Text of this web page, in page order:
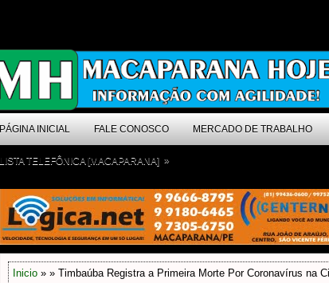
PÁGINA INICIAL FALE CONOSCO MERCADO DE TRABALHO
LISTA TELEFÔNICA [MACAPARANA] »
Inicio » » Timbaúba Registra a Primeira Morte Por Coronavírus na